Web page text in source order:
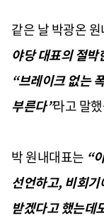
같은 날 박광온
야당 대표의 절
“브레이크 없는
부른다”라고 말
박 원내대표는 “
선언하고,비회기
받겠다고 했는데